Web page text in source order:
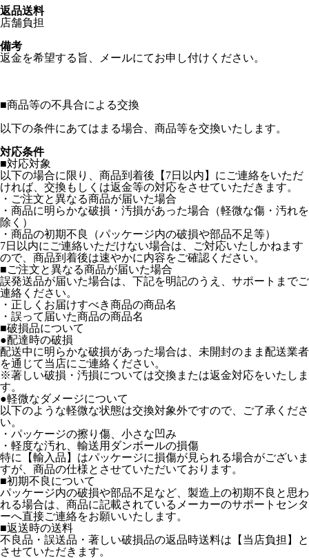
返品送料
店舗負担
備考
返金を希望する旨、メールにてお申し付けください。
■商品等の不具合による交換
以下の条件にあてはまる場合、商品等を交換いたします。
対応条件
■対応対象
以下の場合に限り、商品到着後【7日以内】にご連絡をいただ
ければ、交換もしくは返金等の対応をさせていただきます。
・ご注文と異なる商品が届いた場合
・商品に明らかな破損・汚損があった場合（軽微な傷・汚れを
除く）
・商品の初期不良（パッケージ内の破損や部品不足等）
7日以内にご連絡いただけない場合は、ご対応いたしかねます
ので、商品到着後は速やかに内容をご確認ください。
■ご注文と異なる商品が届いた場合
誤発送品が届いた場合は、下記を明記のうえ、サポートまでご
連絡ください。
・正しくお届けすべき商品の商品名
・誤って届いた商品の商品名
■破損品について
●配達時の破損
配送中に明らかな破損があった場合は、未開封のまま配送業者
を通じて当店にご連絡ください。
※著しい破損・汚損については交換または返金対応をいたしま
す。
●軽微なダメージについて
以下のような軽微な状態は交換対象外ですので、ご了承くださ
い。
・パッケージの擦り傷、小さな凹み
・軽度な汚れ、輸送用ダンボールの損傷
特に【輸入品】はパッケージに損傷が見られる場合がございま
すが、商品の仕様とさせていただいております。
■初期不良について
パッケージ内の破損や部品不足など、製造上の初期不良と思わ
れる場合は、商品に記載されているメーカーのサポートセンタ
ーへ直接ご連絡をお願いいたします。
■返送時の送料
不良品・誤送品・著しい破損品の返品時送料は【当店負担】と
させていただきます。